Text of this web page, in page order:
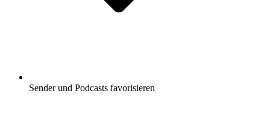
Sender und Podcasts favorisieren